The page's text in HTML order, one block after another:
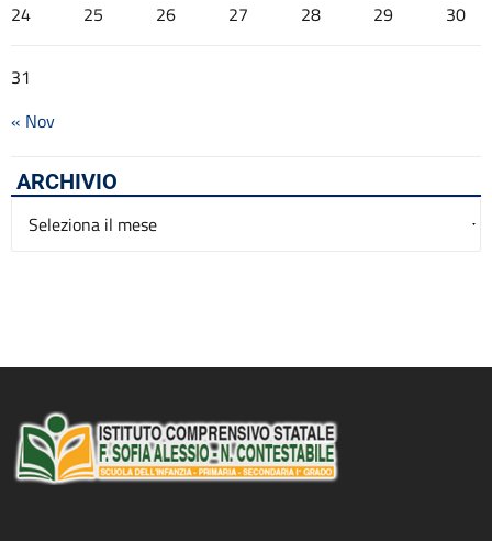
24 25 26 27 28 29 30
31
« Nov
ARCHIVIO
Archivio